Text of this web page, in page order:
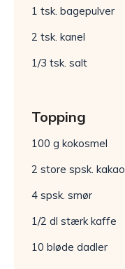
1 tsk. bagepulver
2 tsk. kanel
1/3 tsk. salt
Topping
100 g kokosmel
2 store spsk. kakao
4 spsk. smør
1/2 dl stærk kaffe
10 bløde dadler